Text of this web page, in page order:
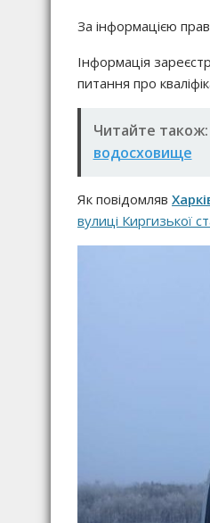
За інформацією
Інформація
питання про
Читайте також:
водосховище
Як повідомляв
вулиці Киргизької